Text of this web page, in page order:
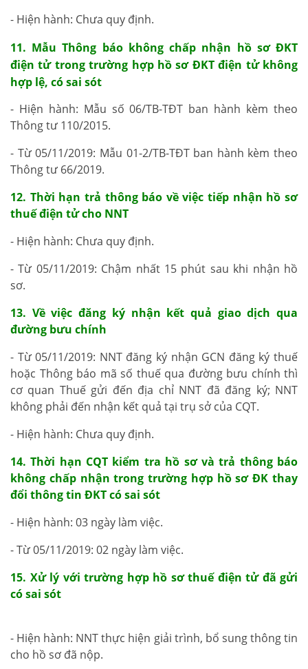
- Hiện hành: Chưa quy định.
11. Mẫu Thông báo không chấp nhận hồ sơ ĐKT
điện tử trong trường hợp hồ sơ ĐKT điện tử không
hợp lệ, có sai sót
- Hiện hành: Mẫu số 06/TB-TĐT ban hành kèm theo
Thông tư 110/2015.
- Từ 05/11/2019: Mẫu 01-2/TB-TĐT ban hành kèm theo
Thông tư 66/2019.
12. Thời hạn trả thông báo về việc tiếp nhận hồ sơ
thuế điện tử cho NNT
- Hiện hành: Chưa quy định.
- Từ 05/11/2019: Chậm nhất 15 phút sau khi nhận hồ
sơ.
13. Về việc đăng ký nhận kết quả giao dịch qua
đường bưu chính
- Từ 05/11/2019: NNT đăng ký nhận GCN đăng ký thuế
hoặc Thông báo mã số thuế qua đường bưu chính thì
cơ quan Thuế gửi đến địa chỉ NNT đã đăng ký; NNT
không phải đến nhận kết quả tại trụ sở của CQT.
- Hiện hành: Chưa quy định.
14. Thời hạn CQT kiểm tra hồ sơ và trả thông báo
không chấp nhận trong trường hợp hồ sơ ĐK thay
đổi thông tin ĐKT có sai sót
- Hiện hành: 03 ngày làm việc.
- Từ 05/11/2019: 02 ngày làm việc.
15. Xử lý với trường hợp hồ sơ thuế điện tử đã gửi
có sai sót
- Hiện hành: NNT thực hiện giải trình, bổ sung thông tin
cho hồ sơ đã nộp.